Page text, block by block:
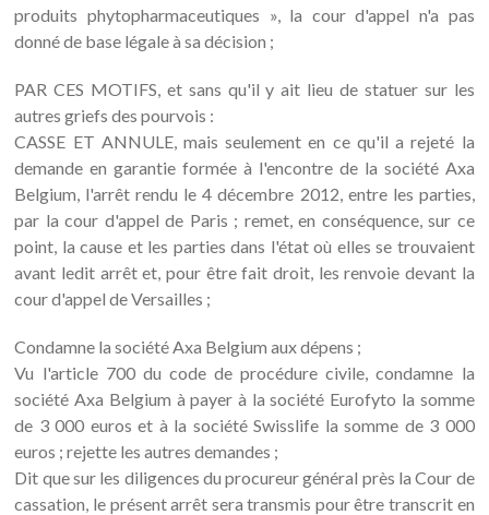
produits phytopharmaceutiques », la cour d'appel n'a pas
donné de base légale à sa décision ;
PAR CES MOTIFS, et sans qu'il y ait lieu de statuer sur les
autres griefs des pourvois :
CASSE ET ANNULE, mais seulement en ce qu'il a rejeté la
demande en garantie formée à l'encontre de la société Axa
Belgium, l'arrêt rendu le 4 décembre 2012, entre les parties,
par la cour d'appel de Paris ; remet, en conséquence, sur ce
point, la cause et les parties dans l'état où elles se trouvaient
avant ledit arrêt et, pour être fait droit, les renvoie devant la
cour d'appel de Versailles ;
Condamne la société Axa Belgium aux dépens ;
Vu l'article 700 du code de procédure civile, condamne la
société Axa Belgium à payer à la société Eurofyto la somme
de 3 000 euros et à la société Swisslife la somme de 3 000
euros ; rejette les autres demandes ;
Dit que sur les diligences du procureur général près la Cour de
cassation, le présent arrêt sera transmis pour être transcrit en